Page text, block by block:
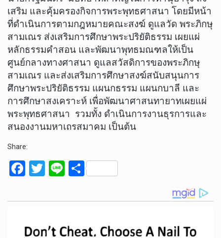
เสริม และคุ้มครองกิจการพระพุทธศาสนา โดยมีหน้า
ที่ดำเนินการตามกฎหมายคณะสงฆ์ ดูแลวัด พระภิกษุ
สามเณร ส่งเสริมการศึกษาพระปริยัติธรรม เผยแผ่
หลักธรรมคำสอน และพัฒนาพุทธมณฑลให้เป็น
ศูนย์กลางทางศาสนา ดูแลสวัสดิการของพระภิกษุ
สามเณร และส่งเสริมการศึกษาสงฆ์สนับสนุนการ
ศึกษาพระปริยัติธรรม แผนกธรรม แผนกบาลี และ
การศึกษาสงเคราะห์ เพื่อพัฒนาศาสนทายาทเผยแผ่
พระพุทธศาสนา รวมทั้ง ดำเนินการงานธุรการและ
สนองงานมหาเถรสมาคม เป็นต้น
Share:
F
ce
o
T
tt
Li
e
S
ar